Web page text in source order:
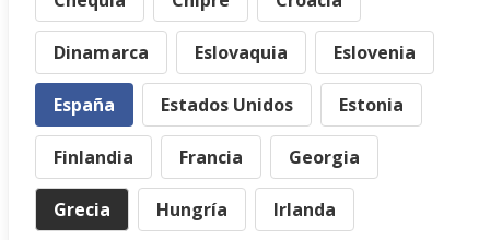
Dinamarca Eslovaquia Eslovenia
España Estados Unidos Estonia
Finlandia Francia Georgia
Grecia Hungría Irlanda